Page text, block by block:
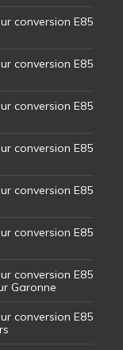
conversion E85
conversion E85
conversion E85
conversion E85
conversion E85
conversion E85
conversion E85
Garonne
conversion E85